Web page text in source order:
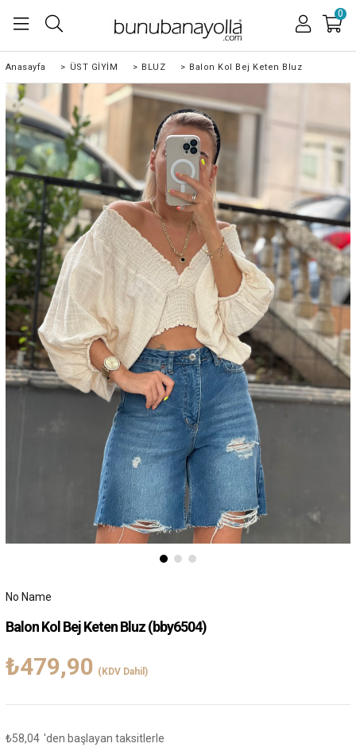
0
Anasayfa > ÜST GİYİM > BLUZ > Balon Kol Bej Keten Bluz
No Name
Balon Kol Bej Keten Bluz(bby6504)
₺479,90 (KDV Dahil)
₺58,04 'den başlayan taksitlerle